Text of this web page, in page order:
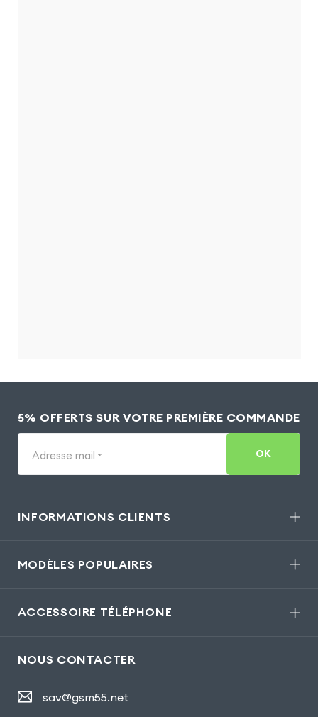
5% OFFERTS SUR VOTRE PREMIÈRE COMMANDE
Adresse mail * OK
INFORMATIONS CLIENTS
MODÈLES POPULAIRES
ACCESSOIRE TÉLÉPHONE
NOUS CONTACTER
sav@gsm55.net